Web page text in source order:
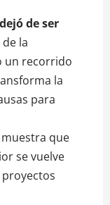
de ser
la
un recorrido
la
para
que
se vuelve